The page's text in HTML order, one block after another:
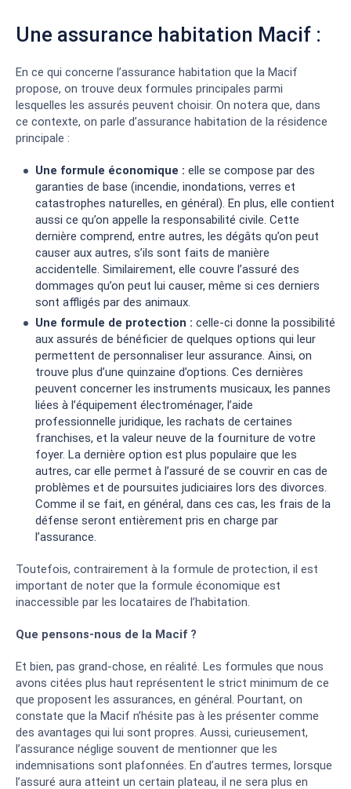
Une assurance habitation Macif :
En ce qui concerne l’assurance habitation que la Macif
propose, on trouve deux formules principales parmi
lesquelles les assurés peuvent choisir. On notera que, dans
ce contexte, on parle d’assurance habitation de la résidence
principale :
Une formule économique : elle se compose par des
garanties de base (incendie, inondations, verres et
catastrophes naturelles, en général). En plus, elle contient
aussi ce qu’on appelle la responsabilité civile. Cette
dernière comprend, entre autres, les dégâts qu’on peut
causer aux autres, s’ils sont faits de manière
accidentelle. Similairement, elle couvre l’assuré des
dommages qu’on peut lui causer, même si ces derniers
sont affligés par des animaux.
Une formule de protection : celle-ci donne la possibilité
aux assurés de bénéficier de quelques options qui leur
permettent de personnaliser leur assurance. Ainsi, on
trouve plus d’une quinzaine d’options. Ces dernières
peuvent concerner les instruments musicaux, les pannes
liées à l’équipement électroménager, l’aide
professionnelle juridique, les rachats de certaines
franchises, et la valeur neuve de la fourniture de votre
foyer. La dernière option est plus populaire que les
autres, car elle permet à l’assuré de se couvrir en cas de
problèmes et de poursuites judiciaires lors des divorces.
Comme il se fait, en général, dans ces cas, les frais de la
défense seront entièrement pris en charge par
l’assurance.
Toutefois, contrairement à la formule de protection, il est
important de noter que la formule économique est
inaccessible par les locataires de l’habitation.
Que pensons-nous de la Macif ?
Et bien, pas grand-chose, en réalité. Les formules que nous
avons citées plus haut représentent le strict minimum de ce
que proposent les assurances, en général. Pourtant, on
constate que la Macif n’hésite pas à les présenter comme
des avantages qui lui sont propres. Aussi, curieusement,
l’assurance néglige souvent de mentionner que les
indemnisations sont plafonnées. En d’autres termes, lorsque
l’assuré aura atteint un certain plateau, il ne sera plus en